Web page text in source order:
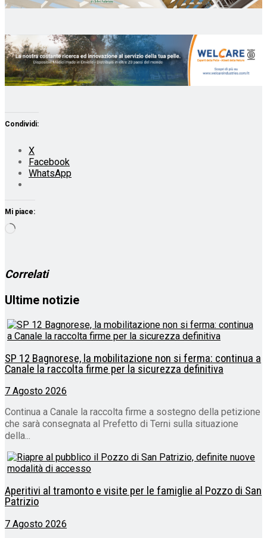
Condividi:
X
Facebook
WhatsApp
Mi piace:
Caricamento
Correlati
Ultime notizie
SP 12 Bagnorese, la mobilitazione non si ferma: continua a
Canale la raccolta firme per la sicurezza definitiva
7 Agosto 2026
Continua a Canale la raccolta firme a sostegno della petizione
che sarà consegnata al Prefetto di Terni sulla situazione
della...
Aperitivi al tramonto e visite per le famiglie al Pozzo di San
Patrizio
7 Agosto 2026